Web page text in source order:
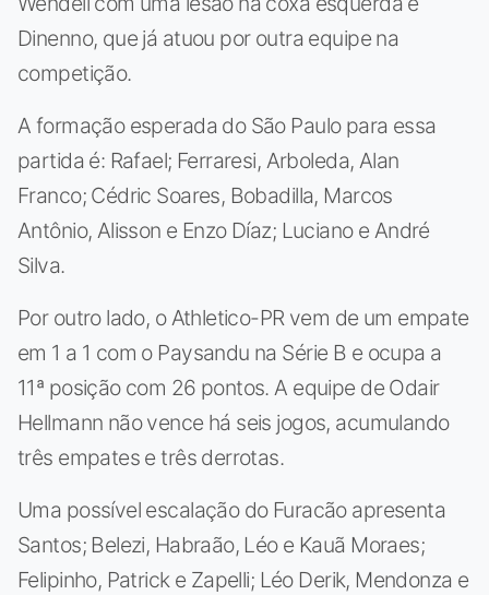
Dinenno, que já atuou por outra equipe na
competição.
A formação esperada do São Paulo para essa
partida é: Rafael; Ferraresi, Arboleda, Alan
Franco; Cédric Soares, Bobadilla, Marcos
Antônio, Alisson e Enzo Díaz; Luciano e André
Silva.
Por outro lado, o Athletico-PR vem de um empate
em 1 a 1 com o Paysandu na Série B e ocupa a
11ª posição com 26 pontos. A equipe de Odair
Hellmann não vence há seis jogos, acumulando
três empates e três derrotas.
Uma possível escalação do Furacão apresenta
Santos; Belezi, Habraão, Léo e Kauã Moraes;
Felipinho, Patrick e Zapelli; Léo Derik, Mendonza e